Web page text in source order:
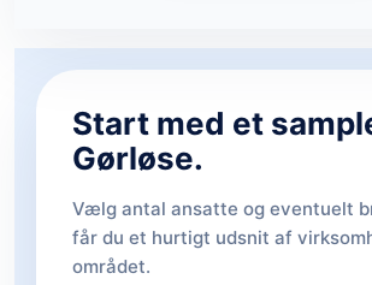
Start med et
Gørløse.
Vælg antal ansatte og eventuelt
får du et hurtigt udsnit af
området.